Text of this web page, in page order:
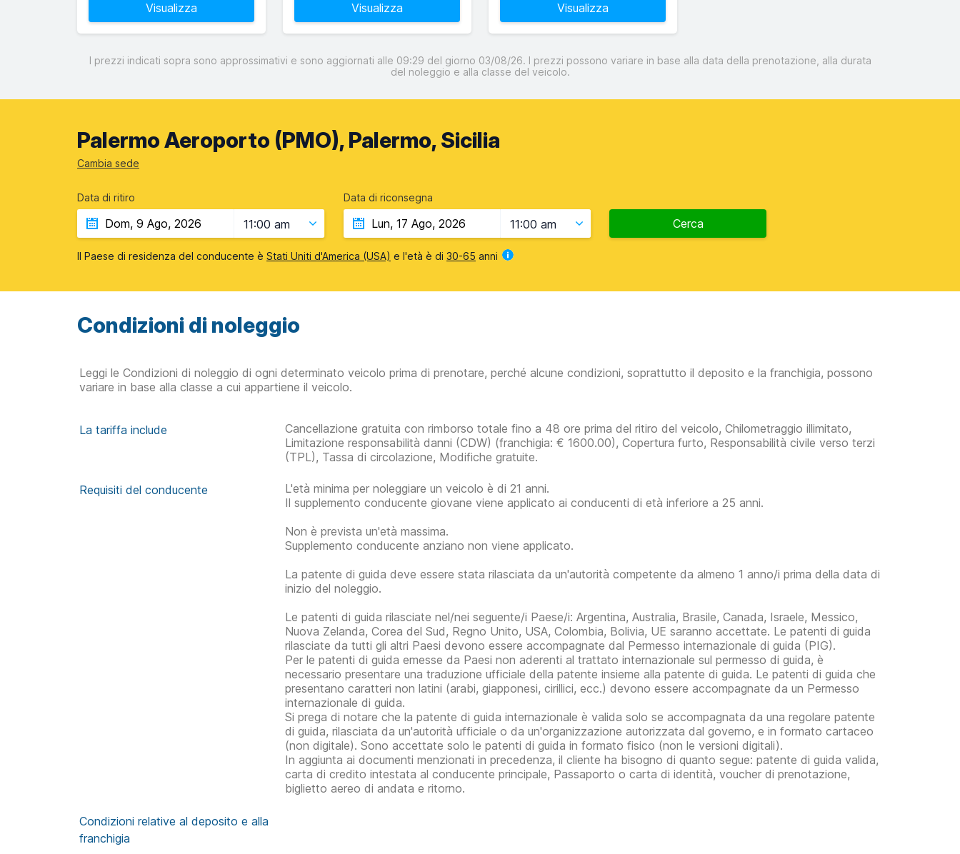
Visualizza Visualizza Visualizza
I prezzi indicati sopra sono approssimativi e sono aggiornati alle 09:29 del giorno 03/08/26. I prezzi possono variare in base alla data della prenotazione, alla durata
del noleggio e alla classe del veicolo.
Palermo Aeroporto (PMO), Palermo, Sicilia
Cambia sede
Data di ritiro
11:00 am
Data di riconsegna
11:00 am Cerca
Il Paese di residenza del conducente è Stati Uniti d'America (USA) e l'età è di 30-65 anni
Condizioni di noleggio
Leggi le Condizioni di noleggio di ogni determinato veicolo prima di prenotare, perché alcune condizioni, soprattutto il deposito e la franchigia, possono
variare in base alla classe a cui appartiene il veicolo.
La tariffa include
Cancellazione gratuita con rimborso totale fino a 48 ore prima del ritiro del veicolo, Chilometraggio illimitato,
Limitazione responsabilità danni (CDW) (franchigia: € 1600.00), Copertura furto, Responsabilità civile verso terzi
(TPL), Tassa di circolazione, Modifiche gratuite.
Requisiti del conducente
L'età minima per noleggiare un veicolo è di 21 anni.
Il supplemento conducente giovane viene applicato ai conducenti di età inferiore a 25 anni.
Non è prevista un'età massima.
Supplemento conducente anziano non viene applicato.
La patente di guida deve essere stata rilasciata da un'autorità competente da almeno 1 anno/i prima della data di
inizio del noleggio.
Le patenti di guida rilasciate nel/nei seguente/i Paese/i: Argentina, Australia, Brasile, Canada, Israele, Messico,
Nuova Zelanda, Corea del Sud, Regno Unito, USA, Colombia, Bolivia, UE saranno accettate. Le patenti di guida
rilasciate da tutti gli altri Paesi devono essere accompagnate dal Permesso internazionale di guida (PIG).
Per le patenti di guida emesse da Paesi non aderenti al trattato internazionale sul permesso di guida, è
necessario presentare una traduzione ufficiale della patente insieme alla patente di guida. Le patenti di guida che
presentano caratteri non latini (arabi, giapponesi, cirillici, ecc.) devono essere accompagnate da un Permesso
internazionale di guida.
Si prega di notare che la patente di guida internazionale è valida solo se accompagnata da una regolare patente
di guida, rilasciata da un'autorità ufficiale o da un'organizzazione autorizzata dal governo, e in formato cartaceo
(non digitale). Sono accettate solo le patenti di guida in formato fisico (non le versioni digitali).
In aggiunta ai documenti menzionati in precedenza, il cliente ha bisogno di quanto segue: patente di guida valida,
carta di credito intestata al conducente principale, Passaporto o carta di identità, voucher di prenotazione,
biglietto aereo di andata e ritorno.
Condizioni relative al deposito e alla
franchigia